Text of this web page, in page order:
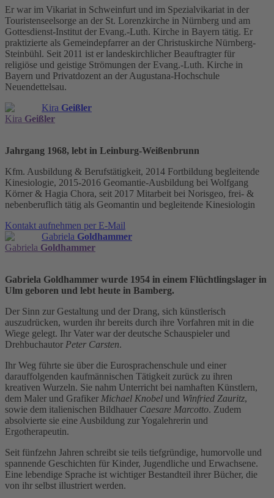
Er war im Vikariat in Schweinfurt und im Spezialvikariat in der
Touristenseelsorge an der St. Lorenzkirche in Nürnberg und am
Gottesdienst-Institut der Evang.-Luth. Kirche in Bayern tätig. Er
praktizierte als Gemeindepfarrer an der Christuskirche Nürnberg-
Steinbühl. Seit 2011 ist er landeskirchlicher Beauftragter für
religiöse und geistige Strömungen der Evang.-Luth. Kirche in
Bayern und Privatdozent an der Augustana-Hochschule
Neuendettelsau.
Kira Geißler
Kira Geißler
Jahrgang 1968, lebt in Leinburg-Weißenbrunn
Kfm. Ausbildung & Berufstätigkeit, 2014 Fortbildung begleitende
Kinesiologie, 2015-2016 Geomantie-Ausbildung bei Wolfgang
Körner & Hagia Chora, seit 2017 Mitarbeit bei Norisgeo, frei- &
nebenberuflich tätig als Geomantin und begleitende Kinesiologin
Kontakt aufnehmen per E-Mail
Gabriela Goldhammer
Gabriela Goldhammer
Gabriela Goldhammer wurde 1954 in einem Flüchtlingslager in
Ulm geboren und lebt heute in Bamberg.
Der Sinn zur Gestaltung und der Drang, sich künstlerisch
auszudrücken, wurden ihr bereits durch ihre Vorfahren mit in die
Wiege gelegt. Ihr Vater war der deutsche Schauspieler und
Drehbuchautor Peter Carsten.
Ihr Weg führte sie über die Eurosprachenschule und einer
darauffolgenden kaufmännischen Tätigkeit zurück zu ihren
kreativen Wurzeln. Sie nahm Unterricht bei namhaften Künstlern,
dem Maler und Grafiker Michael Knobel und Winfried Zauritz,
sowie dem italienischen Bildhauer Caesare Marcotto. Zudem
absolvierte sie eine Ausbildung zur Yogalehrerin und
Ergotherapeutin.
Seit fünfzehn Jahren schreibt sie teils tiefgründige, humorvolle und
spannende Geschichten für Kinder, Jugendliche und Erwachsene.
Eine lebendige Sprache ist wichtiger Bestandteil ihrer Bücher, die
von ihr selbst illustriert werden.